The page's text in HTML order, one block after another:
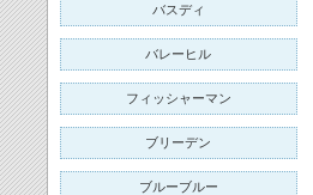
バスディ
バレーヒル
フィッシャーマン
ブリーデン
ブルーブルー